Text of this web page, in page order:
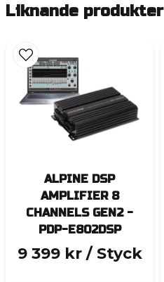
Liknande produkter
ALPINE DSP
AMPLIFIER 8
CHANNELS GEN2 -
PDP-E802DSP
9 399 kr / Styck